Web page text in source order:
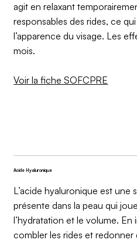
agit en relaxant
responsables des rides, ce
l’apparence du visage. Les
mois.
Voir la fiche SOFCPRE
Acide Hyaluronique
L’acide hyaluronique est une
présente dans la peau qui
l’hydratation et le volume.
combler les rides et redonner